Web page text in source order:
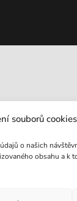
souborů cookies
o našich
obsahu a k